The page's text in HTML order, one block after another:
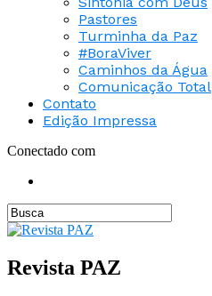
Pastores
Turminha da Paz
#BoraViver
Caminhos da Água
Comunicação Total
Contato
Edição Impressa
Conectado com
Revista PAZ